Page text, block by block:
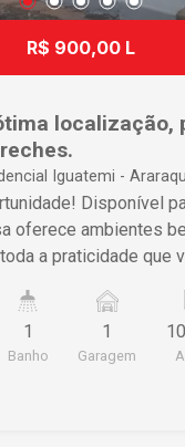
R$ 900,00 L
localização,
Iguatemi -
para locação,
oferece ambientes
a praticidade que
Cozinha funcional -
serviço - Quintal -
quem busca
1
Banho
1
Garagem